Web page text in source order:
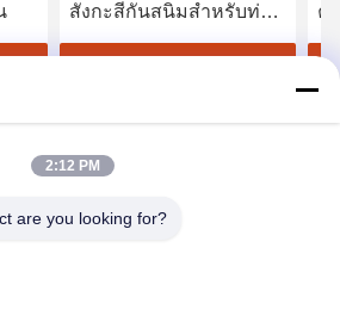
มสำหรับท่อ
กระแทก
ความแข็งแรงสูง
เสริม Mesh สําหรับ
2:12 PM
are you looking for?